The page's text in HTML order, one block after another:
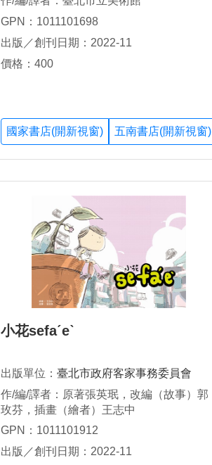
GPN：1011101698
出版／創刊日期：2022-11
價格：400
國家書店(開新視窗) 五南書店(開新視窗)
小花sefaˊeˋ
出版單位： 臺北市政府客家事務委員會
作/編/譯者：原著張英珉，改編（故事）郭
玫芬，插畫（繪者）王志中
GPN：1011101912
出版／創刊日期：2022-11